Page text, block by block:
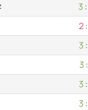
3 :
2 :
3 :
3 :
3 :
3 :